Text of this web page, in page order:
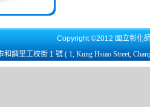
Copyright ©2012 國立彰化
和調里工校街 1 號 ( 1, Kung Hsiao Street,